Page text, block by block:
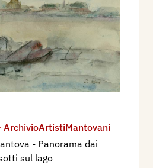
ArchivioArtistiMantovani
- Panorama dai
sul lago